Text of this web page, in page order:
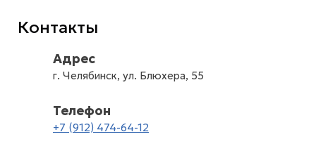
Контакты
Адрес
г. Челябинск, ул. Блюхера, 55
Телефон
+7 (912) 474-64-12